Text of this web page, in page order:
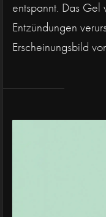
entspannt. Das
Entzündungen
Erscheinungsbild